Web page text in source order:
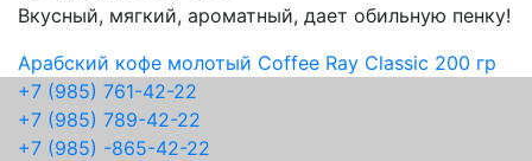
Вкусный, мягкий, ароматный, дает обильную пенку!
Арабский кофе молотый Coffee Ray Classic 200 гр
+7 (985) 761-42-22
+7 (985) 789-42-22
+7 (985) -865-42-22